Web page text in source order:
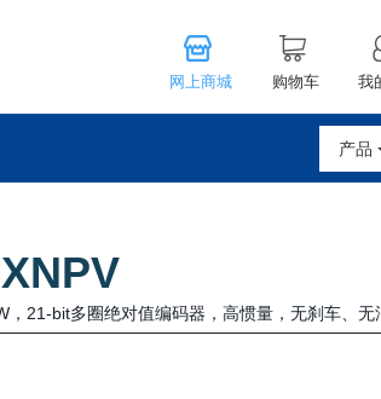
网上商城 购物车 我
产品
，21-bit多圈绝对值编码器，高惯量，无刹车、无